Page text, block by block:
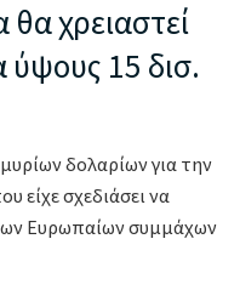
χρειαστεί
ύψους 15 δισ.
δολαρίων για την
είχε σχεδιάσει να
Eυρωπαίων συμμάχων